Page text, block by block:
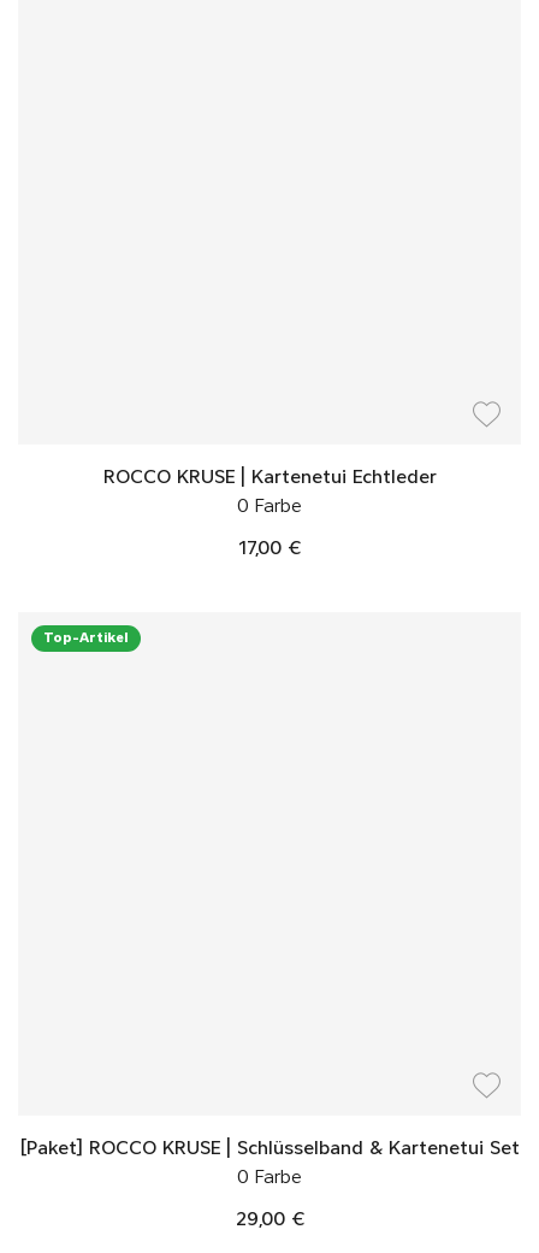
ROCCO KRUSE | Kartenetui Echtleder
0 Farbe
17,00 €
Top-Artikel
[Paket] ROCCO KRUSE | Schlüsselband & Kartenetui Set
0 Farbe
29,00 €